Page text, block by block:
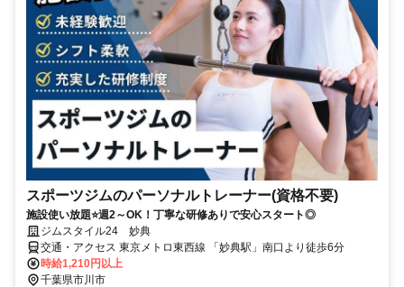
スポーツジムのパーソナルトレーナー(資格不要)
施設使い放題⭐週2～OK！丁寧な研修ありで安心スタート◎
ジムスタイル24 妙典
交通・アクセス 東京メトロ東西線 「妙典駅」南口より徒歩6分
時給1,210円以上
千葉県市川市